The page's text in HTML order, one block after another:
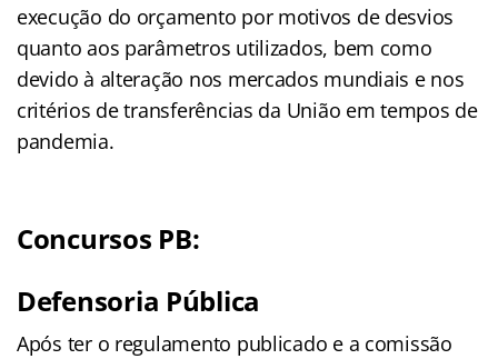
execução do orçamento por motivos de desvios
quanto aos parâmetros utilizados, bem como
devido à alteração nos mercados mundiais e nos
critérios de transferências da União em tempos de
pandemia.
Concursos PB:
Defensoria Pública
Após ter o regulamento publicado e a comissão